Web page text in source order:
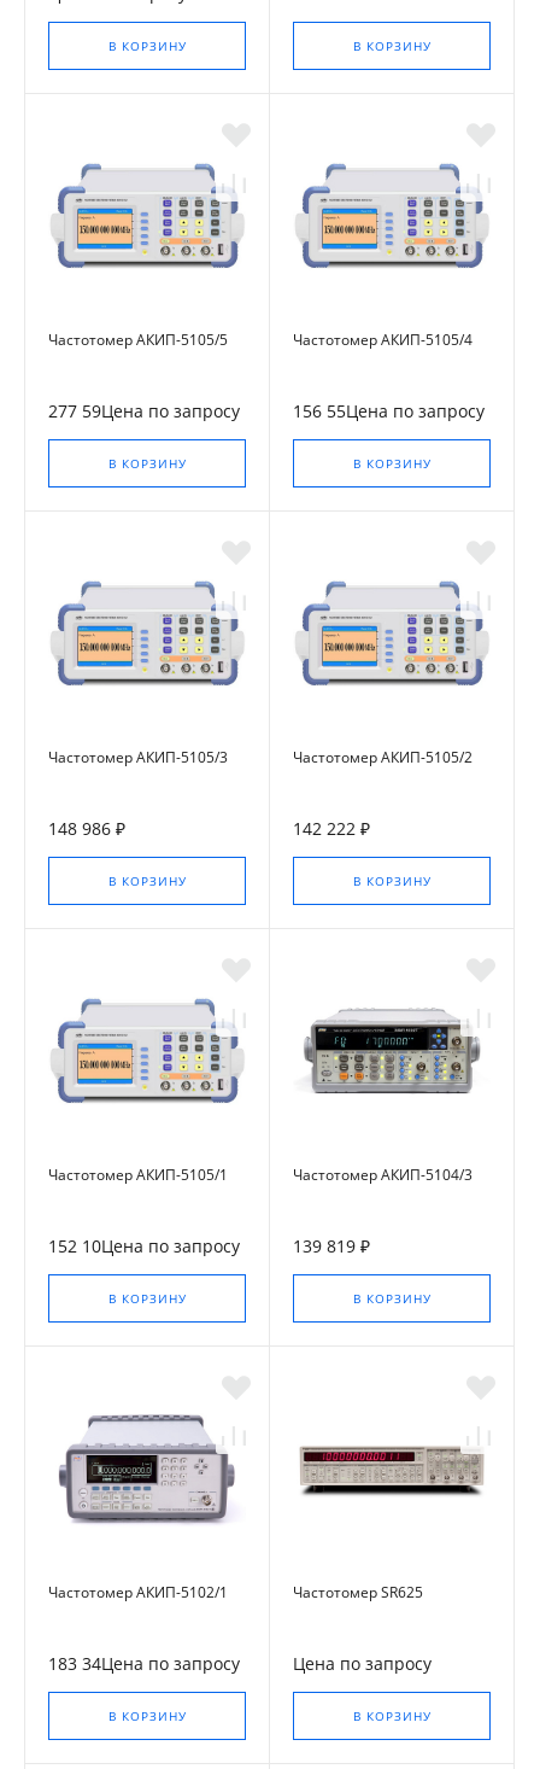
В КОРЗИНУ В КОРЗИНУ
Частотомер АКИП-5105/5
277 59Цена по запросу
В КОРЗИНУ
Частотомер АКИП-5105/4
156 55Цена по запросу
В КОРЗИНУ
Частотомер АКИП-5105/3
148 986 ₽
В КОРЗИНУ
Частотомер АКИП-5105/2
142 222 ₽
В КОРЗИНУ
Частотомер АКИП-5105/1
152 10Цена по запросу
В КОРЗИНУ
Частотомер АКИП-5104/3
139 819 ₽
В КОРЗИНУ
Частотомер АКИП-5102/1
183 34Цена по запросу
В КОРЗИНУ
Частотомер SR625
Цена по запросу
В КОРЗИНУ